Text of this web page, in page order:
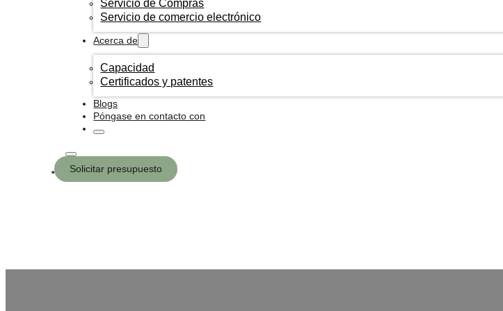
Servicio de Compras
Servicio de comercio electrónico
Acerca de
Capacidad
Certificados y patentes
Blogs
Póngase en contacto con
Solicitar presupuesto